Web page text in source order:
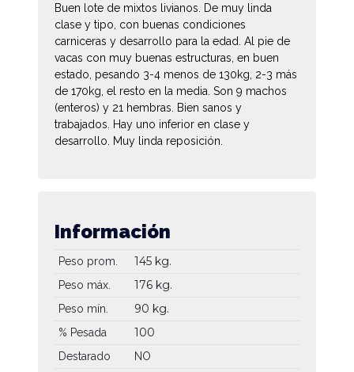
Buen lote de mixtos livianos. De muy linda
clase y tipo, con buenas condiciones
carniceras y desarrollo para la edad. Al pie de
vacas con muy buenas estructuras, en buen
estado, pesando 3-4 menos de 130kg, 2-3 más
de 170kg, el resto en la media. Son 9 machos
(enteros) y 21 hembras. Bien sanos y
trabajados. Hay uno inferior en clase y
desarrollo. Muy linda reposición.
Información
Peso prom. 145 kg.
Peso máx. 176 kg.
Peso mín. 90 kg.
% Pesada 100
Destarado NO